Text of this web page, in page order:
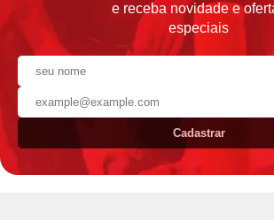
e receba novidade e
especiais
Cadastrar